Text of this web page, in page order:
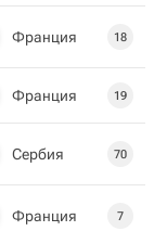
Франция 18
Франция 19
Сербия 70
Франция 7